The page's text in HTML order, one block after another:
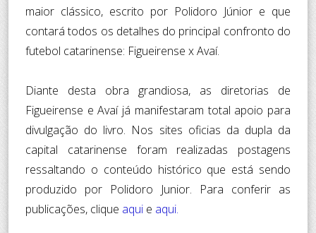
maior clássico, escrito por Polidoro Júnior e que
contará todos os detalhes do principal confronto do
futebol catarinense: Figueirense x Avaí.
Diante desta obra grandiosa, as diretorias de
Figueirense e Avaí já manifestaram total apoio para
divulgação do livro. Nos sites oficias da dupla da
capital catarinense foram realizadas postagens
ressaltando o conteúdo histórico que está sendo
produzido por Polidoro Junior. Para conferir as
publicações, clique aqui e aqui.